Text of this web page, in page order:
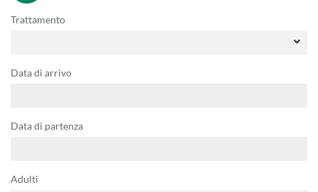
Trattamento
Data di arrivo
Data di partenza
Adulti